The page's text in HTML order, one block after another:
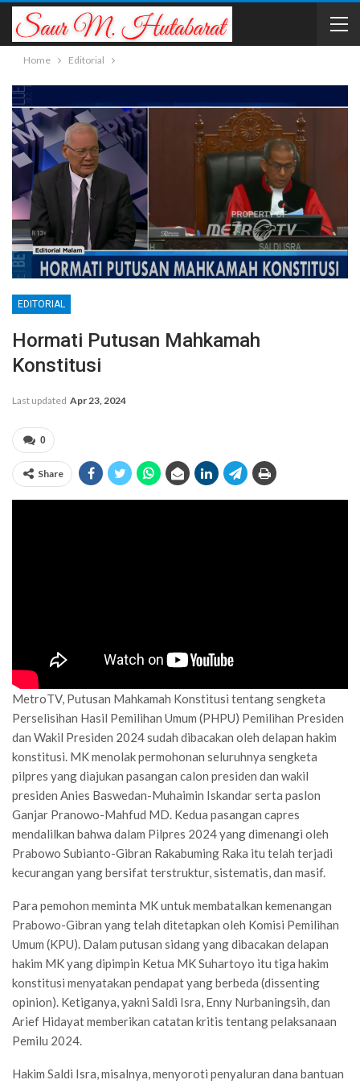
Home Editorial
EDITORIAL
Hormati Putusan Mahkamah
Konstitusi
Last updated Apr 23, 2024
0
Share
MetroTV, Putusan Mahkamah Konstitusi tentang sengketa
Perselisihan Hasil Pemilihan Umum (PHPU) Pemilihan Presiden
dan Wakil Presiden 2024 sudah dibacakan oleh delapan hakim
konstitusi. MK menolak permohonan seluruhnya sengketa
pilpres yang diajukan pasangan calon presiden dan wakil
presiden Anies Baswedan-Muhaimin Iskandar serta paslon
Ganjar Pranowo-Mahfud MD. Kedua pasangan capres
mendalilkan bahwa dalam Pilpres 2024 yang dimenangi oleh
Prabowo Subianto-Gibran Rakabuming Raka itu telah terjadi
kecurangan yang bersifat terstruktur, sistematis, dan masif.
Para pemohon meminta MK untuk membatalkan kemenangan
Prabowo-Gibran yang telah ditetapkan oleh Komisi Pemilihan
Umum (KPU). Dalam putusan sidang yang dibacakan delapan
hakim MK yang dipimpin Ketua MK Suhartoyo itu tiga hakim
konstitusi menyatakan pendapat yang berbeda (dissenting
opinion). Ketiganya, yakni Saldi Isra, Enny Nurbaningsih, dan
Arief Hidayat memberikan catatan kritis tentang pelaksanaan
Pemilu 2024.
Hakim Saldi Isra, misalnya, menyoroti penyaluran dana bantuan